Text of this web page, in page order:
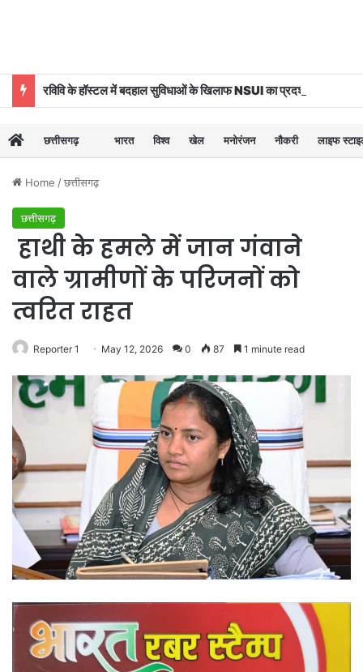
रविवि के हॉस्टल में बदहाल सुविधाओं के खिलाफ NSUI का प्रदर्शन
छत्तीसगढ़ भारत विश्व खेल मनोरंजन नौकरी लाइफ
Home /छत्तीसगढ़
छत्तीसगढ़
हाथी के हमले में जान गंवाने
वाले ग्रामीणों के परिजनों को
त्वरित राहत
Reporter 1 May 12, 2026 0 87 1 minute read